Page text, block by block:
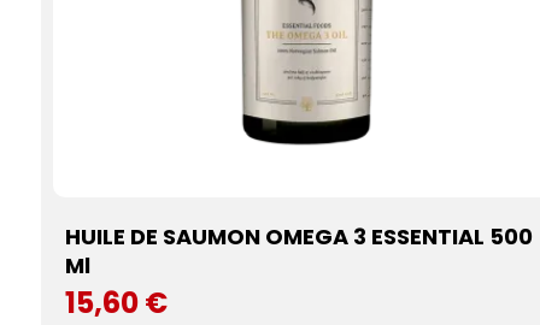
HUILE DE SAUMON OMEGA 3 ESSENTIAL 500
Ml
15,60 €